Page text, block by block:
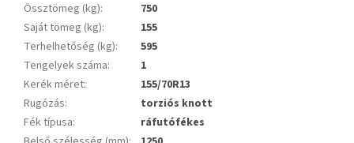
Össztömeg (kg):
750
Saját tömeg (kg):
155
Terhelhetőség (kg):
595
Tengelyek száma:
1
Kerék méret:
155/70R13
Rugózás:
torziós knott
Fék típusa:
ráfutófékes